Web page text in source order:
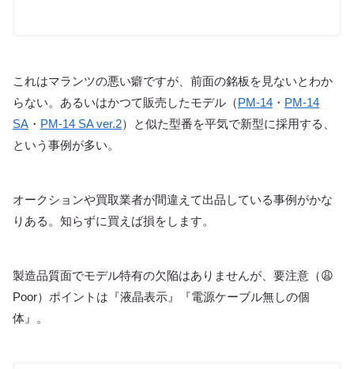
これはマランツの悪い癖ですが、前面の銘板を見ないとわか
らない。あるいはかつて販売したモデル（PM-14 ・ PM-14
SA ・ PM-14 SA ver.2）と似た型番を平気で新型に採用する、
という事例が多い。
オークションや買取業者が間違えて出品している事例がかな
りある。知らずに買えば損をします。
製造品質面でモデル特有の欠陥はありませんが、要注意（😩
Poor）ポイントは『液晶表示』『電源ケーブル無しの個
体』。